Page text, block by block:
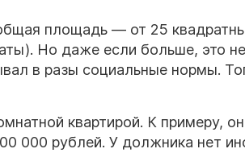
площадь — от 25
Но даже если больше, это не
в разы социальные нормы.
квартирой. К примеру,
000 рублей. У должника нет